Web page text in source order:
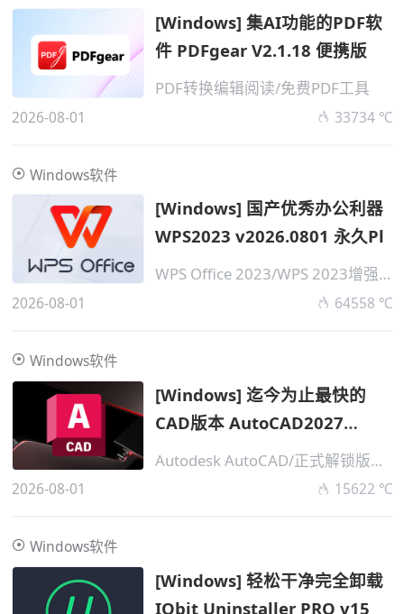
[Windows] 集AI功能的PDF软
件 PDFgear V2.1.18 便携版
PDF转换编辑阅读/免费PDF工具
2026-08-01 33734 ℃
Windows软件
[Windows] 国产优秀办公利器
WPS2023 v2026.0801 永久Pl
WPS Office 2023/WPS 2023增强版
2026-08-01 64558 ℃
Windows软件
[Windows] 迄今为止最快的
CAD版本 AutoCAD2027
v2026.08
Autodesk AutoCAD/正式解锁版一键安装
2026-08-01 15622 ℃
Windows软件
[Windows] 轻松干净完全卸载
IObit Uninstaller PRO v15